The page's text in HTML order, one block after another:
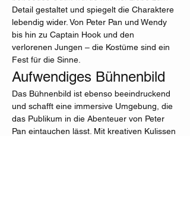
Detail gestaltet und spiegelt die Charaktere
lebendig wider. Von Peter Pan und Wendy
bis hin zu Captain Hook und den
verlorenen Jungen – die Kostüme sind ein
Fest für die Sinne.
Aufwendiges Bühnenbild
Das Bühnenbild ist ebenso beeindruckend
und schafft eine immersive Umgebung, die
das Publikum in die Abenteuer von Peter
Pan eintauchen lässt. Mit kreativen Kulissen